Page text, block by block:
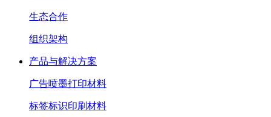
生态合作
组织架构
产品与解决方案
广告喷墨打印材料
标签标识印刷材料